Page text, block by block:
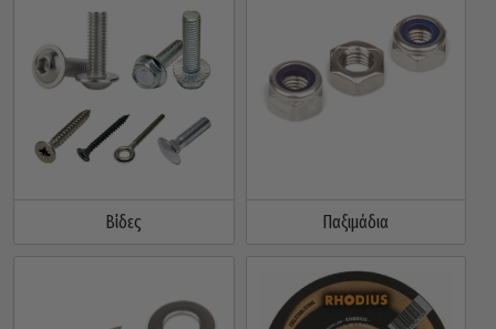
Βίδες Παξιμάδια